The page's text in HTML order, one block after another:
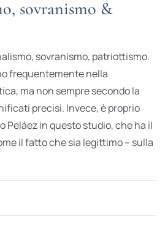
sovranismo &
sovranismo, patriottismo.
frequentemente nella
ma non sempre secondo la
precisi. Invece, è proprio
Peláez in questo studio, che ha il
il fatto che sia legittimo – sulla